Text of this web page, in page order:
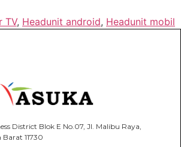
TV, Headunit android, Headunit mobil
District Blok E No.07, Jl. Malibu Raya,
11730